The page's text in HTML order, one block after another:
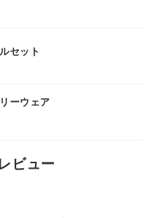
セット
ーウェア
ビュー